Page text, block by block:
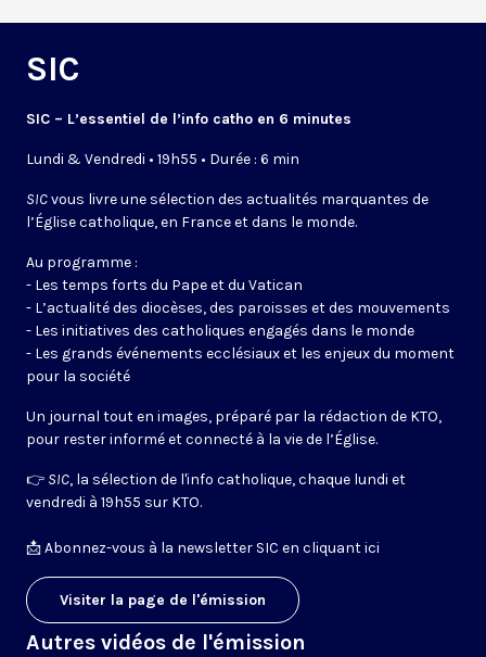
SIC
SIC – L’essentiel de l’info catho en 6 minutes
Lundi & Vendredi • 19h55 • Durée : 6 min
SICvous livre une sélection des actualités marquantes de
l’Église catholique, en France et dans le monde.
Au programme :
- Les temps forts du Pape et du Vatican
- L’actualité des diocèses, des paroisses et des mouvements
- Les initiatives des catholiques engagés dans le monde
- Les grands événements ecclésiaux et les enjeux du moment
pour la société
Un journal tout en images, préparé par la rédaction de KTO,
pour rester informé et connecté à la vie de l’Église.
👉 SIC, la sélection de l'info catholique, chaque lundi et
vendredi à 19h55 sur KTO.
📩Abonnez-vous à la newsletter SIC en cliquant ici
Visiter la page de l'émission
Autres vidéos de l'émission